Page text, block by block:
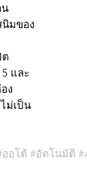
น
มของ
ต
และ
ง
ม่เป็น
ออโต้ #อัตโนมัติ